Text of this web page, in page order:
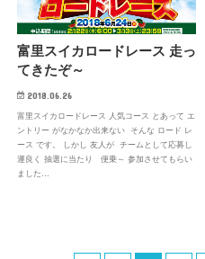
富里スイカロードレース 走っ
てきたぞ～
2018.06.26
富里スイカロードレース 人気コース とあって エ
ントリー がなかなか出来ない そんな ロード レ
ース です。 しかし 友人が チームとして応募し
運良く 抽選に当たり 便乗～ 参加させてもらい
ました…